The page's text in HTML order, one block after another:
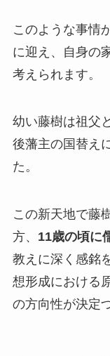
このような事情
に迎え、自身の
考えられます。
幼い藤樹は祖父
後藩主の国替え
た。
この新天地で藤
方、 11歳の頃に
教えに深く感銘
想形成における
の方向性が決定